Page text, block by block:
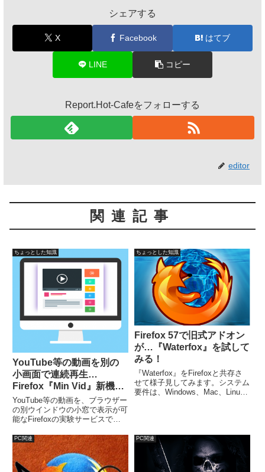
シェアする
X Facebook はてブ
LINE コピー
Report.Hot-Cafeをフォローする
editor
関連記事
ちょっとした知識
YouTube等の動画を別の
小画面で連続再生…
Firefox『Min Vid』新機能
実験サービス！
YouTube等の動画を、ブラウザー
の別ウインドウの小窓で表示が可
能なFirefoxの実験サービスで
生などで、別の作業をしながら、
動画などを鑑賞できます。利用す
るには、Firefox Teat Polot 公式
ページから。
ちょっとした知識
Firefox 57で旧式アドオン
が…『Waterfox』を試して
みる！
『Waterfox』をFirefoxと共存さ
せて様子見してみます。システム
要件は、Windows、Mac、Linux
PC関連 PC関連